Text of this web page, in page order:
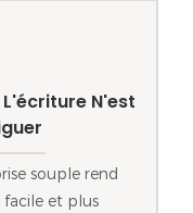
N'est
souple rend
facile et plus